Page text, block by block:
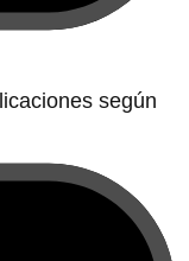
según